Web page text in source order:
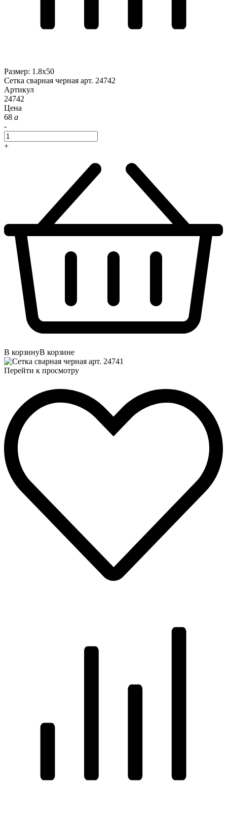
Размер: 1.8x50
Сетка сварная черная арт. 24742
Артикул
24742
Цена
68 a
-
+
В корзинуВ корзине
Перейти к просмотру